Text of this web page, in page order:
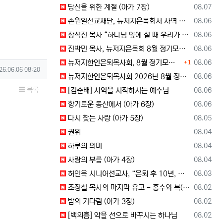
일 08:20
목록
등록일
08.07
당신을 위한 계절 (아가 7장)
등록일
08.06
손원일선교재단, 뉴저지은목회서 사역 소개… “해군 함정마다 예배 공동체 세우는 일에 기도와 협력을”
등록일
08.06
장석진 목사 “하나님 앞에 설 때 우리가 받을 칭찬을 생각하라”
등록일
08.06
진박민 목사, 뉴저지은목회 8월 정기모임서 기도… “은목회 모든 순서 위에 하나님의 영광 나타나게 하소서”
등록일
08.06
뉴저지한인은퇴목사회, 8월 정기모임 개최… 장석진 목사 “우리가 받을 칭찬은?” 설교
댓글
1
등록일
08.06
뉴저지한인은퇴목사회 2026년 8월 정기 모임
등록일
08.06
[김순배] 사역을 시작하시는 예수님
등록일
08.06
향기로운 동산에서 (아가 6장)
등록일
08.05
다시 찾는 사랑 (아가 5장)
등록일
08.04
권위
등록일
08.04
하루의 의미
등록일
08.04
사랑의 부름 (아가 4장)
등록일
08.03
허인욱 시니어선교사, “은퇴 후 10년, 시니어를 다시 선교사로 세우는 사역에 헌신”
등록일
08.02
조정칠 목사의 마지막 유고 - 홍수와 복(福) 자(字)
등록일
08.02
밤의 기다림 (아가 3장)
등록일
08.02
[백의흠] 악을 선으로 바꾸시는 하나님